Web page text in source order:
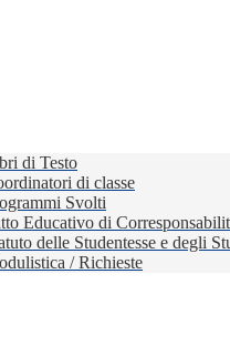
di Testo
di classe
Svolti
Educativo di
delle Studentesse e degli
/ Richieste